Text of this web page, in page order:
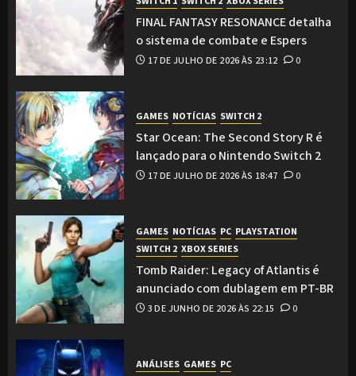
FINAL FANTASY RESONANCE detalha
o sistema de combate e Espers
17 DE JULHO DE 2026 ÀS 23:12 0
GAMES NOTÍCIAS SWITCH 2
Star Ocean: The Second Story R é
lançado para o Nintendo Switch 2
17 DE JULHO DE 2026 ÀS 18:47 0
GAMES NOTÍCIAS PC PLAYSTATION
SWITCH 2 XBOX SERIES
Tomb Raider: Legacy of Atlantis é
anunciado com dublagem em PT-BR
3 DE JUNHO DE 2026 ÀS 22:15 0
ANÁLISES GAMES PC